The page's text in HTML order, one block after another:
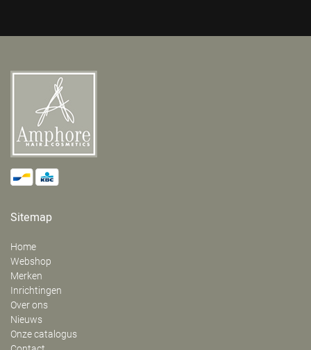
Sitemap
Home
Webshop
Merken
Inrichtingen
Over ons
Nieuws
Onze catalogus